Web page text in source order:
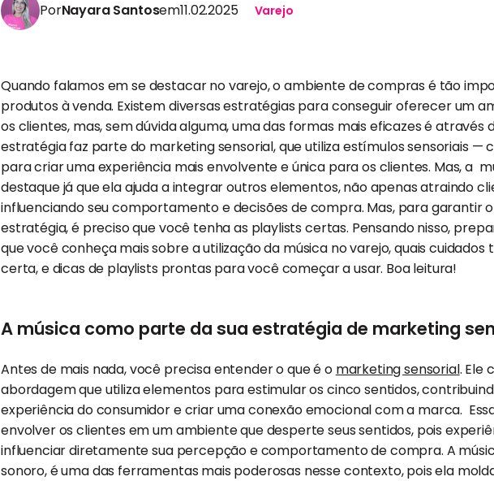
PorNayara Santosem11.02.2025 Varejo
Quando falamos em se destacar no varejo, o ambiente de compras é tão
produtos à venda. Existem diversas estratégias para conseguir oferecer um
os clientes, mas, sem dúvida alguma, uma das formas mais eficazes é através
estratégia faz parte do marketing sensorial, que utiliza estímulos sensoriais —
para criar uma experiência mais envolvente e única para os clientes. Mas, a
destaque já que ela ajuda a integrar outros elementos, não apenas atraindo
influenciando seu comportamento e decisões de compra. Mas, para garantir
estratégia, é preciso que você tenha as playlists certas. Pensando nisso,
que você conheça mais sobre a utilização da música no varejo, quais
certa, e dicas de playlists prontas para você começar a usar. Boa leitura!
A música como parte da sua estratégia de marketing
Antes de mais nada, você precisa entender o que é o marketing sensorial. Ele
abordagem que utiliza elementos para estimular os cinco sentidos,
experiência do consumidor e criar uma conexão emocional com a marca.
envolver os clientes em um ambiente que desperte seus sentidos, pois
influenciar diretamente sua percepção e comportamento de compra. A
sonoro, é uma das ferramentas mais poderosas nesse contexto, pois ela